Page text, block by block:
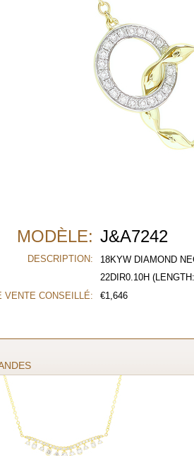
MODÈLE: J&A7242
DESCRIPTION:
18KYW DIAMOND
22DIR0.10H
VENTE CONSEILLÉ:
€1,646